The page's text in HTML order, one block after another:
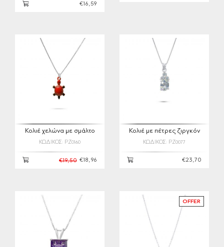
€16,59
Κολιέ χελώνα με σμάλτο
ΚΩΔΙΚΟΣ: PZ0160
€18,96
€19,50
Κολιέ με πέτρες ζιργκόν
ΚΩΔΙΚΟΣ: PZ0077
€23,70
OFFER